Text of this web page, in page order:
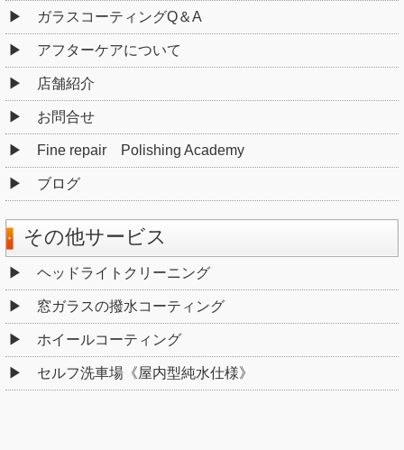
ガラスコーティングQ＆A
アフターケアについて
店舗紹介
お問合せ
Fine repair Polishing Academy
ブログ
その他サービス
ヘッドライトクリーニング
窓ガラスの撥水コーティング
ホイールコーティング
セルフ洗車場《屋内型純水仕様》